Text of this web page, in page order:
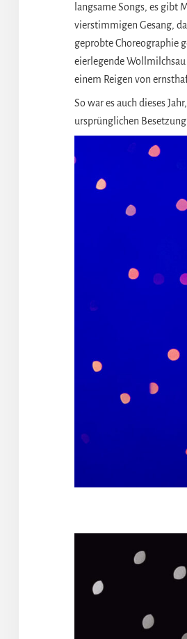
langsame Songs, es gibt
vierstimmigen Gesang,
geprobte Choreographie
eierlegende
einem Reigen von
So war es auch dieses
ursprünglichen